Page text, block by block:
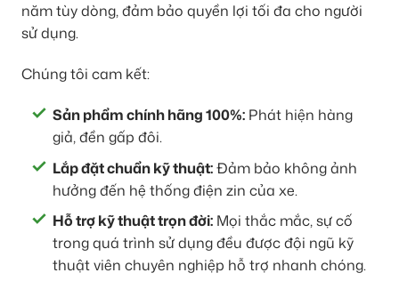
năm tùy dòng, đảm bảo quyền lợi tối đa cho người
sử dụng.
Chúng tôi cam kết:
Sản phẩm chính hãng 100%: Phát hiện hàng
giả, đền gấp đôi.
Lắp đặt chuẩn kỹ thuật:Đảm bảo không ảnh
hưởng đến hệ thống điện zin của xe.
Hỗ trợ kỹ thuật trọn đời: Mọi thắc mắc, sự cố
trong quá trình sử dụng đều được đội ngũ kỹ
thuật viên chuyên nghiệp hỗ trợ nhanh chóng.